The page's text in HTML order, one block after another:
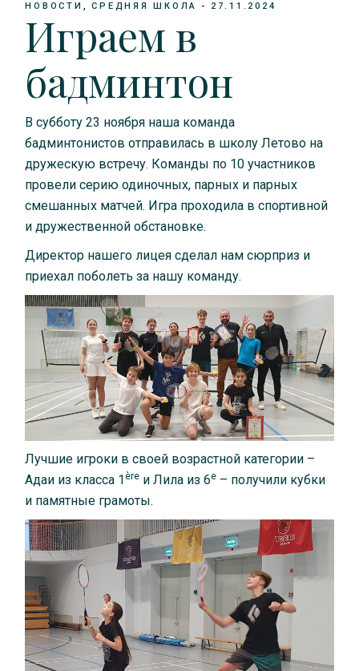
НОВОСТИ СРЕДНЯЯ ШКОЛА 27.11.2024
Играем в
бадминтон
В субботу 23 ноября наша команда
бадминтонистов отправилась в школу Летово на
дружескую встречу. Команды по 10 участников
провели серию одиночных, парных и парных
смешанных матчей. Игра проходила в спортивной
и дружественной обстановке.
Директор нашего лицея сделал нам сюрприз и
приехал поболеть за нашу команду.
Лучшие игроки в своей возрастной категории –
Адаи из класса 1ère и Лила из 6e – получили кубки
и памятные грамоты.